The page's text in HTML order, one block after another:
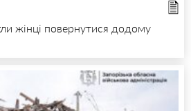
жінці повернутися додому